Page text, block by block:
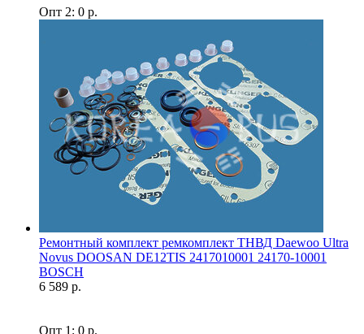
Опт 2: 0 р.
Ремонтный комплект ремкомплект ТНВД Daewoo Ultra
Novus DOOSAN DE12TIS 2417010001 24170-10001
BOSCH
6 589 р.
Опт 1: 0 р.